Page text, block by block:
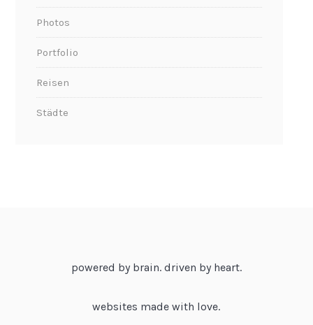
Photos
Portfolio
Reisen
Städte
powered by brain. driven by heart.
websites made with love.